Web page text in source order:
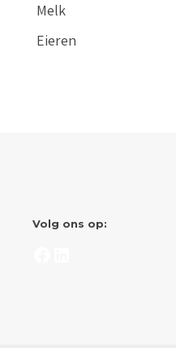
Melk
Eieren
Volg ons op: